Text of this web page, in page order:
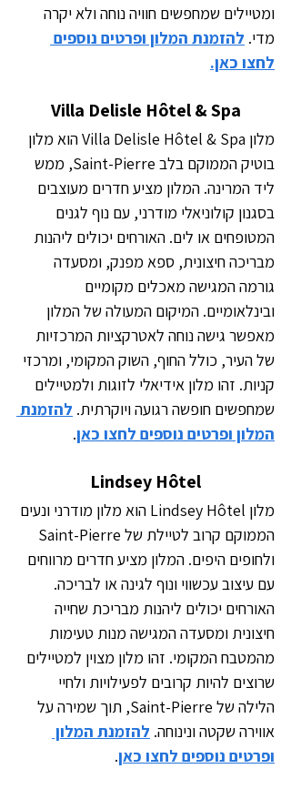
ומטיילים שמחפשים חוויה נוחה ולא יקרה
מדי. להזמנת המלון ופרטים נוספים
לחצו כאן.
Villa Delisle Hôtel & Spa
מלון Villa Delisle Hôtel & Spa הוא מלון
בוטיק הממוקם בלב Saint-Pierre, ממש
ליד המרינה. המלון מציע חדרים מעוצבים
בסגנון קולוניאלי מודרני, עם נוף לגנים
המטופחים או לים. האורחים יכולים ליהנות
מבריכה חיצונית, ספא מפנק, ומסעדה
גורמה המגישה מאכלים מקומיים
ובינלאומיים. המיקום המעולה של המלון
מאפשר גישה נוחה לאטרקציות המרכזיות
של העיר, כולל החוף, השוק המקומי, ומרכזי
קניות. זהו מלון אידיאלי לזוגות ולמטיילים
שמחפשים חופשה רגועה ויוקרתית. להזמנת
המלון ופרטים נוספים לחצו כאן.
Lindsey Hôtel
מלון Lindsey Hôtel הוא מלון מודרני ונעים
ולחופים היפים. המלון מציע חדרים מרווחים
עם עיצוב עכשווי ונוף לגינה או לבריכה.
האורחים יכולים ליהנות מבריכת שחייה
חיצונית ומסעדה המגישה מנות טעימות
מהמטבח המקומי. זהו מלון מצוין למטיילים
שרוצים להיות קרובים לפעילויות ולחיי
הלילה של Saint-Pierre, תוך שמירה על
אווירה שקטה ונינוחה. להזמנת המלון
ופרטים נוספים לחצו כאן.